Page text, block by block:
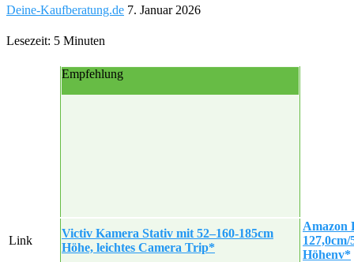
Deine-Kaufberatung.de 7. Januar 2026
Lesezeit: 5 Minuten
Empfehlung
Link
Victiv Kamera Stativ mit 52–160-185cm
Höhe, leichtes Camera Trip*
Amazon
Höhenv*